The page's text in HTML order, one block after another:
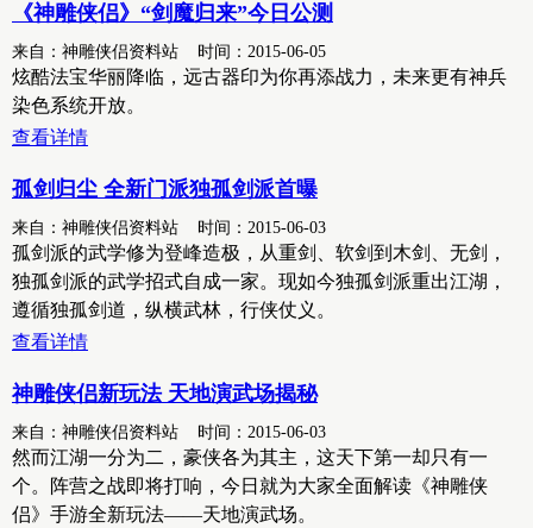
《神雕侠侣》“剑魔归来”今日公测
来自：神雕侠侣资料站 时间：2015-06-05
炫酷法宝华丽降临，远古器印为你再添战力，未来更有神兵
染色系统开放。
查看详情
孤剑归尘 全新门派独孤剑派首曝
来自：神雕侠侣资料站 时间：2015-06-03
孤剑派的武学修为登峰造极，从重剑、软剑到木剑、无剑，
独孤剑派的武学招式自成一家。现如今独孤剑派重出江湖，
遵循独孤剑道，纵横武林，行侠仗义。
查看详情
神雕侠侣新玩法 天地演武场揭秘
来自：神雕侠侣资料站 时间：2015-06-03
然而江湖一分为二，豪侠各为其主，这天下第一却只有一
个。阵营之战即将打响，今日就为大家全面解读《神雕侠
侣》手游全新玩法——天地演武场。